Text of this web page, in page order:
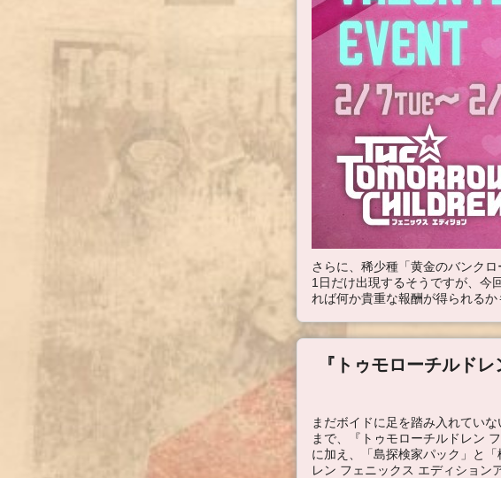
さらに、稀少種「黄金のバンク
1日だけ出現するそうですが、今
れば何か貴重な報酬が得られるか
『トゥモローチルド
まだボイドに足を踏み入れてい
まで、『トゥモローチルドレン
に加え、「島探検家パック」と
レン フェニックス エディション